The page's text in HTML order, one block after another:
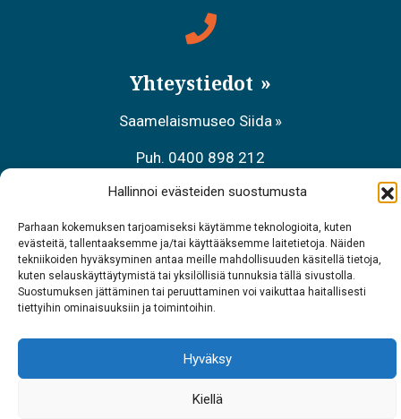
Hallinnoi evästeiden suostumusta
Parhaan kokemuksen tarjoamiseksi käytämme teknologioita, kuten
evästeitä, tallentaaksemme ja/tai käyttääksemme laitetietoja. Näiden
tekniikoiden hyväksyminen antaa meille mahdollisuuden käsitellä tietoja,
kuten selauskäyttäytymistä tai yksilöllisiä tunnuksia tällä sivustolla.
Suostumuksen jättäminen tai peruuttaminen voi vaikuttaa haitallisesti
tiettyihin ominaisuuksiin ja toimintoihin.
Hyväksy
Kiellä
Yhteystiedot
Saamelaismuseo Siida
Puh. 0400 898 212
Metsähallituksen asiakaspalvelu
Puh. 0206 39 7740
Ravintola Sarrit
Puh. 040 700 6485